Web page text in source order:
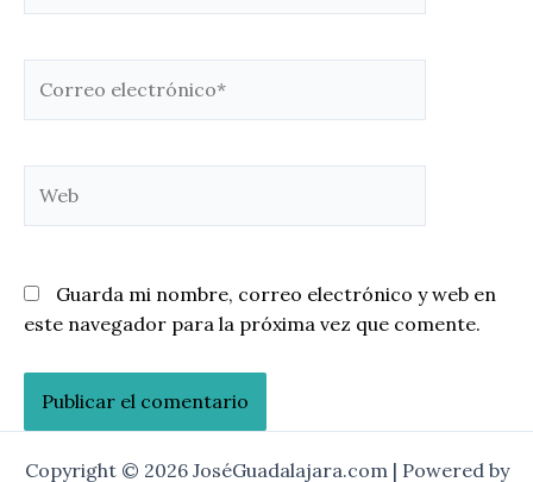
electrónico*
Guarda mi nombre, correo electrónico y web en
este navegador para la próxima vez que comente.
Copyright © 2026 JoséGuadalajara.com | Powered by